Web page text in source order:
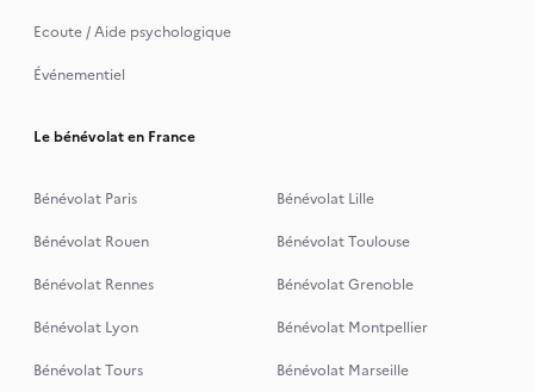
Ecoute / Aide psychologique
Événementiel
Le bénévolat en France
Bénévolat Paris
Bénévolat Lille
Bénévolat Rouen
Bénévolat Toulouse
Bénévolat Rennes
Bénévolat Grenoble
Bénévolat Lyon
Bénévolat Montpellier
Bénévolat Tours
Bénévolat Marseille